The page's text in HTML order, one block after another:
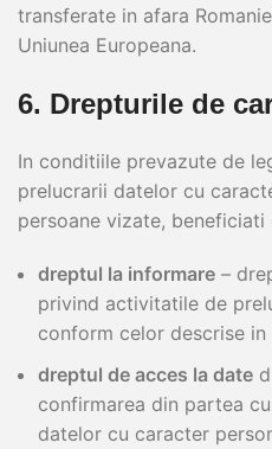
transferate in afara
Uniunea Europeana.
6. Drepturile de
In conditiile prevazute de
prelucrarii datelor cu
persoane vizate,
dreptul la informare –
privind activitatile de
conform celor descrise
dreptul de acces la date
confirmarea din partea
datelor cu caracter